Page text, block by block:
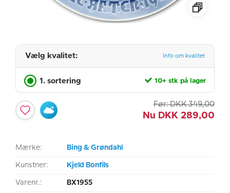
Vælg kvalitet: Info om kvalitet
1. sortering 10+ stk på lager
Før: DKK 349,00
Nu DKK 289,00
Mærke: Bing & Grøndahl
Kunstner: Kjeld Bonfils
Varenr.: BX1955